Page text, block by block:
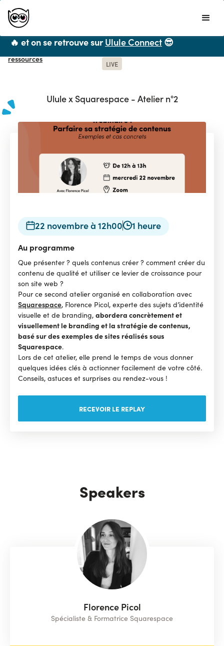
Ulule ne propose plus de formations CPF mais
vous recommande chaleureusement
🔥 et on se retrouve surUlule Connect 😎
Toutes les
ressources
LIVE
Ulule x Squarespace - Atelier n°2
22 novembre à 12h00 1 heure
Au programme
Que présenter ? quels contenus créer ? comment créer du
contenu de qualité et utiliser ce levier de croissance pour
son site web ?
Pour ce second atelier organisé en collaboration avec
Squarespace, Florence Picol, experte des sujets d’identité
visuelle et de branding, abordera concrètement et
visuellement le branding et la stratégie de contenus,
basé sur des exemples de sites réalisés sous
Squarespace.
Lors de cet atelier, elle prend le temps de vous donner
quelques idées clés à actionner facilement de votre côté.
Conseils, astuces et surprises au rendez-vous !
RECEVOIR LE REPLAY
Speakers
Florence Picol
Spécialiste & Formatrice Squarespace